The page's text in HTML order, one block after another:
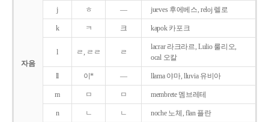
자음
j ㅎ ― jueves 후에베스, reloj 렐로
k ㅋ 크 kapok 카포크
l ㄹ, ㄹㄹ ㄹ
lacrar 라크라르, Lulio 룰리오,
ocal 오칼
ll 이* ― llama 야마, lluvia 유비아
m ㅁ ㅁ membrete 멤브레테
n ㄴ ㄴ noche 노체, flan 플란